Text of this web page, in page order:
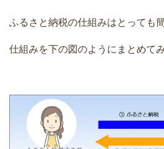
ふるさと納税の仕組みはとっても
仕組みを下の図のようにまとめて